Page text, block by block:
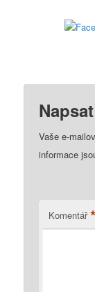
Vaše e-
informace
Komentář *